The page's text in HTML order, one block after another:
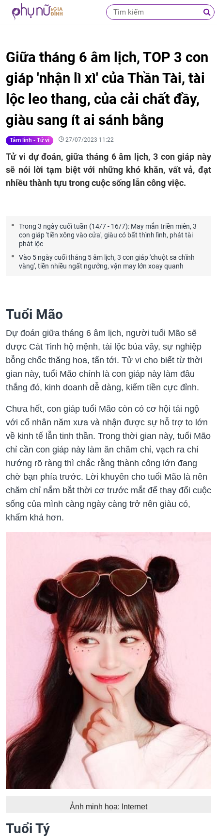
Giữa tháng 6 âm lịch, TOP 3 con
giáp 'nhận lì xì' của Thần Tài, tài
lộc leo thang, của cải chất đầy,
giàu sang ít ai sánh bằng
Tâm linh - Tử vi 27/07/2023 11:22
Tử vi dự đoán, giữa tháng 6 âm lịch, 3 con giáp này
sẽ nói lời tạm biệt với những khó khăn, vất vả, đạt
nhiều thành tựu trong cuộc sống lẫn công việc.
Trong 3 ngày cuối tuần (14/7 - 16/7): May mắn triền miên, 3
con giáp 'tiền xông vào cửa', giàu có bất thình lình, phát tài
phát lộc
Vào 5 ngày cuối tháng 5 âm lịch, 3 con giáp 'chuột sa chĩnh
vàng', tiền nhiều ngất ngưởng, vận may lớn xoay quanh
Tuổi Mão
Dự đoán giữa tháng 6 âm lịch, người tuổi Mão sẽ
được Cát Tinh hộ mệnh, tài lộc bủa vây, sự nghiệp
bỗng chốc thăng hoa, tấn tới. Tử vi cho biết từ thời
gian này, tuổi Mão chính là con giáp này làm đâu
thắng đó, kinh doanh dễ dàng, kiếm tiền cực đỉnh.
Chưa hết, con giáp tuổi Mão còn có cơ hội tái ngộ
với cố nhân năm xưa và nhận được sự hỗ trợ to lớn
về kinh tế lẫn tinh thần. Trong thời gian này, tuổi Mão
chỉ cần con giáp này làm ăn chăm chỉ, vạch ra chí
hướng rõ ràng thì chắc rằng thành công lớn đang
chờ bạn phía trước. Lời khuyên cho tuổi Mão là nên
chăm chỉ nắm bắt thời cơ trước mắt để thay đổi cuộc
sống của mình càng ngày càng trở nên giàu có,
khấm khá hơn.
Ảnh minh họa: Internet
Tuổi Tý